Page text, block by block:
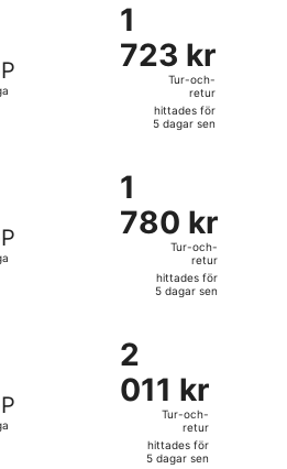
dagar
sen
1
723 kr
Tur-
retur,
hittades
dagar
sen
1
723 kr
Tur-och-
retur
hittades för
5 dagar sen
1
780 kr
Tur-
retur,
hittades
dagar
sen
1
780 kr
Tur-och-
retur
hittades för
5 dagar sen
Air Lines, med avresa
2
011 kr
Tur-
retur,
hittades
2
011 kr
Tur-och-
retur
hittades för
5 dagar sen
avresa tis 1 dec. från